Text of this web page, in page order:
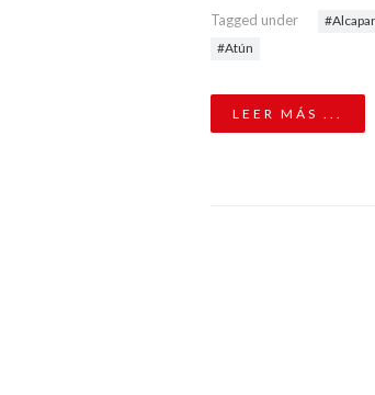
Tagged under
Atún
LEER MÁS ...